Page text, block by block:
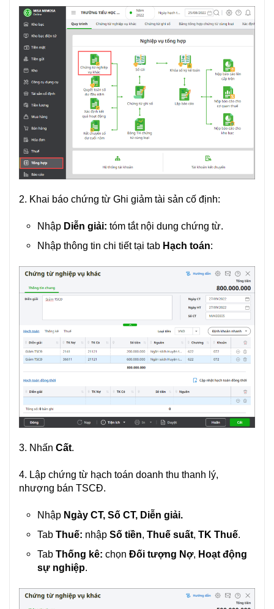
Ví dụ
2. Khai báo chứng từ Ghi giảm tài sản cố định:
Nhập Diễn giải: tóm tắt nội dung chứng từ.
Nhập thông tin chi tiết tại tab Hạch toán:
3. Nhấn Cất.
4. Lập chứng từ hạch toán doanh thu thanh lý,
nhượng bán TSCĐ.
Nhập Ngày CT, Số CT, Diễn giải.
Tab Thuế: nhập Số tiền, Thuế suất, TK Thuế.
Tab Thống kê: chọn Đối tượng Nợ, Hoạt động
sự nghiệp.